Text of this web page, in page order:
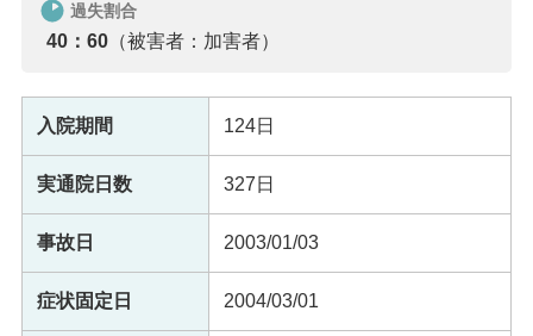
過失割合
40：60 （被害者：加害者）
入院期間 124日
実通院日数 327日
事故日 2003/01/03
症状固定日 2004/03/01